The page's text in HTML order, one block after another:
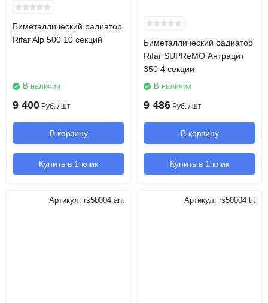
Биметаллический радиатор
Rifar Alp 500 10 секций
В наличии
9 400 Руб. / шт
В корзину
Купить в 1 клик
Биметаллический радиатор
Rifar SUPReMO Антрацит
350 4 секции
В наличии
9 486 Руб. / шт
В корзину
Купить в 1 клик
Артикул: rs50004 ant Артикул: rs50004 tit